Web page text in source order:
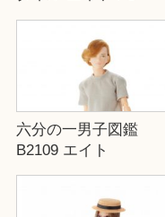
六分の一男子図鑑
B2109 エイト